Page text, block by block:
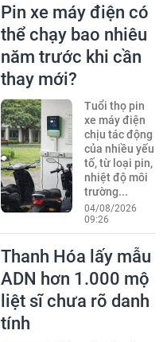
Pin xe máy điện có
thể chạy bao nhiêu
năm trước khi cần
thay mới?
Tuổi thọ pin
xe máy điện
chịu tác động
của nhiều yếu
tố, từ loại pin,
nhiệt độ môi
trường...
04/08/2026
09:26
Thanh Hóa lấy mẫu
ADN hơn 1.000 mộ
liệt sĩ chưa rõ danh
tính